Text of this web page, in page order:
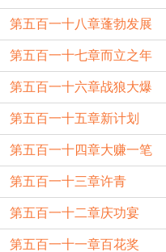
第五百一十八章蓬勃发展
第五百一十七章而立之年
第五百一十六章战狼大爆
第五百一十五章新计划
第五百一十四章大赚一笔
第五百一十三章许青
第五百一十二章庆功宴
第五百一十一章百花奖